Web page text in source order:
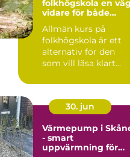
folkhögskola en väg
vidare för både
Allmän kurs på
folkhögskola är ett
alternativ för den
som vill läsa klart
behörighet t...
30. jun
Värmepump i
- smart
uppvärmning för